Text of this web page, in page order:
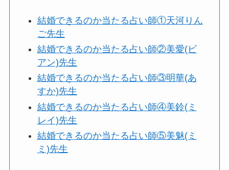
結婚できるのか当たる占い師①天河りん
ご先生
結婚できるのか当たる占い師②美愛(ビ
アン)先生
結婚できるのか当たる占い師③明華(あ
すか)先生
結婚できるのか当たる占い師④美鈴(ミ
レイ)先生
結婚できるのか当たる占い師⑤美魅(ミ
ミ)先生